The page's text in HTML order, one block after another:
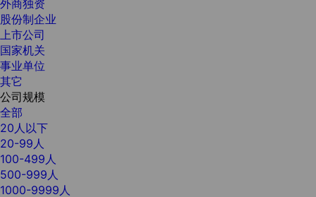
外商独资
股份制企业
上市公司
国家机关
事业单位
其它
公司规模
全部
20人以下
20-99人
100-499人
500-999人
1000-9999人